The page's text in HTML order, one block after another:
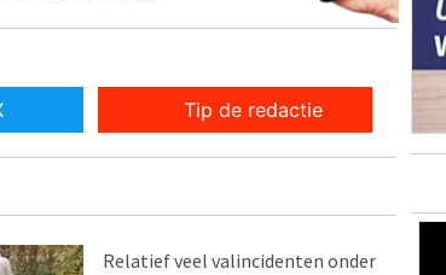
Tip de redactie
Relatief veel valincidenten onder